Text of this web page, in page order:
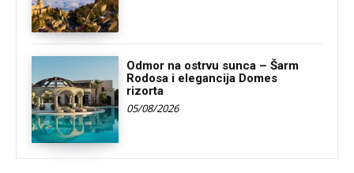
Odmor na ostrvu sunca – Šarm
Rodosa i elegancija Domes
rizorta
05/08/2026